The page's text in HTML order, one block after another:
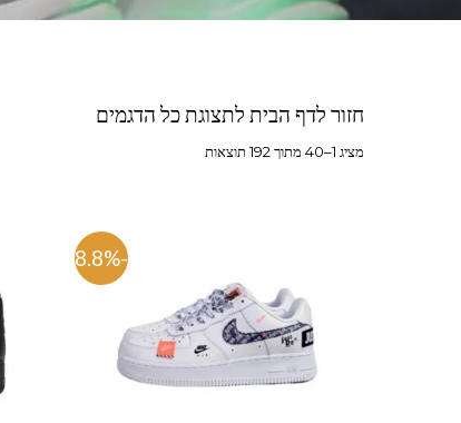
חזור לדף הבית לתצוגת כל הדגמים
מציג 1–40 מתוך 192 תוצאות
-48.8%